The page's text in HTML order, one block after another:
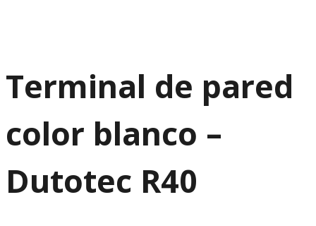
Terminal de pared
color blanco –
Dutotec R40